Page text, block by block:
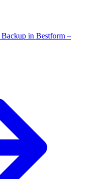
Backup in Bestform –